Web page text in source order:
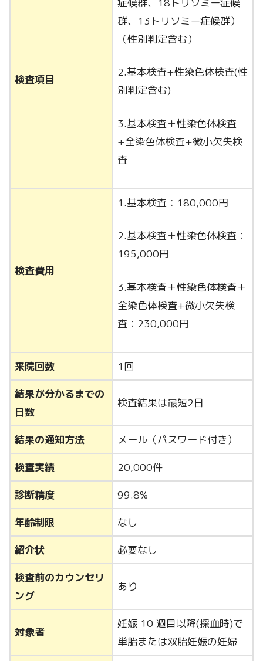
検査項目
群、13トリソミー症候群）
（性別判定含む）
2.基本検査+性染色体検査(性
別判定含む)
3.基本検査＋性染色体検査
+全染色体検査+微小欠失検
査
検査費用
1.基本検査：180,000円
2.基本検査＋性染色体検査：
195,000円
3.基本検査＋性染色体検査＋
全染色体検査+微小欠失検
査：230,000円
来院回数 1回
結果が分かるまでの
日数
検査結果は最短2日
結果の通知方法 メール（パスワード付き）
検査実績 20,000件
診断精度 99.8%
年齢制限 なし
紹介状 必要なし
検査前のカウンセリ
ング
あり
対象者
妊娠 10 週目以降(採血時)で
単胎または双胎妊娠の妊婦